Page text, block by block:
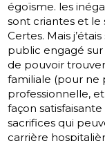
égoïsme. les
sont criantes et
Certes. Mais
public engagé
de pouvoir
familiale (pour ne
professionnelle,
façon
sacrifices qui
carrière